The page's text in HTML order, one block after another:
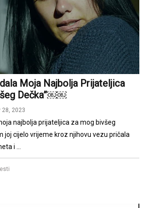
Moja Najbolja Prijateljica
Dečka”￼￼
28, 2023
najbolja prijateljica za mog bivšeg
joj cijelo vrijeme kroz njihovu vezu pričala
i ...